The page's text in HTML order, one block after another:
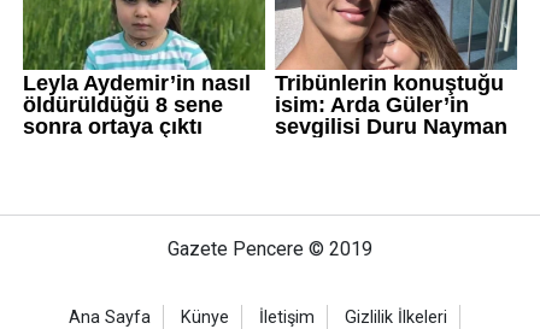
Gazete Pencere © 2019
Ana Sayfa Künye İletişim
Gizlilik İlkeleri